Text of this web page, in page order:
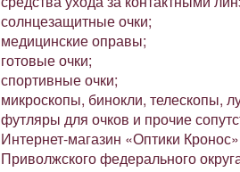
солнцезащитные очки;
медицинские оправы;
готовые очки;
спортивные очки;
микроскопы, бинокли, телескопы,
футляры для очков и прочие
Интернет-магазин «Оптики
Приволжского федерального